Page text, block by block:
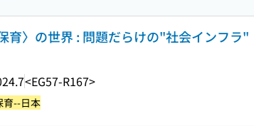
育〉の世界 : 問題だらけの"社会インフラ"
<EG57-R167>
育--日本